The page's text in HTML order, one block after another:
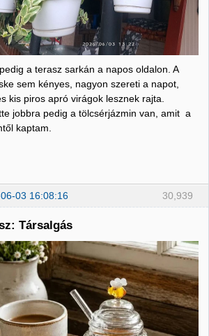
a terasz sarkán a napos oldalon. A
sem kényes, nagyon szereti a napot,
kis piros apró virágok lesznek rajta.
jobbra pedig a tölcsérjázmin van, amit a
kaptam.
30,939
03 16:08:16
Társalgás